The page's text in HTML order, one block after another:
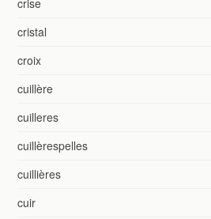
cristal
croix
cuillère
cuilleres
cuillèrespelles
cuillières
cuir